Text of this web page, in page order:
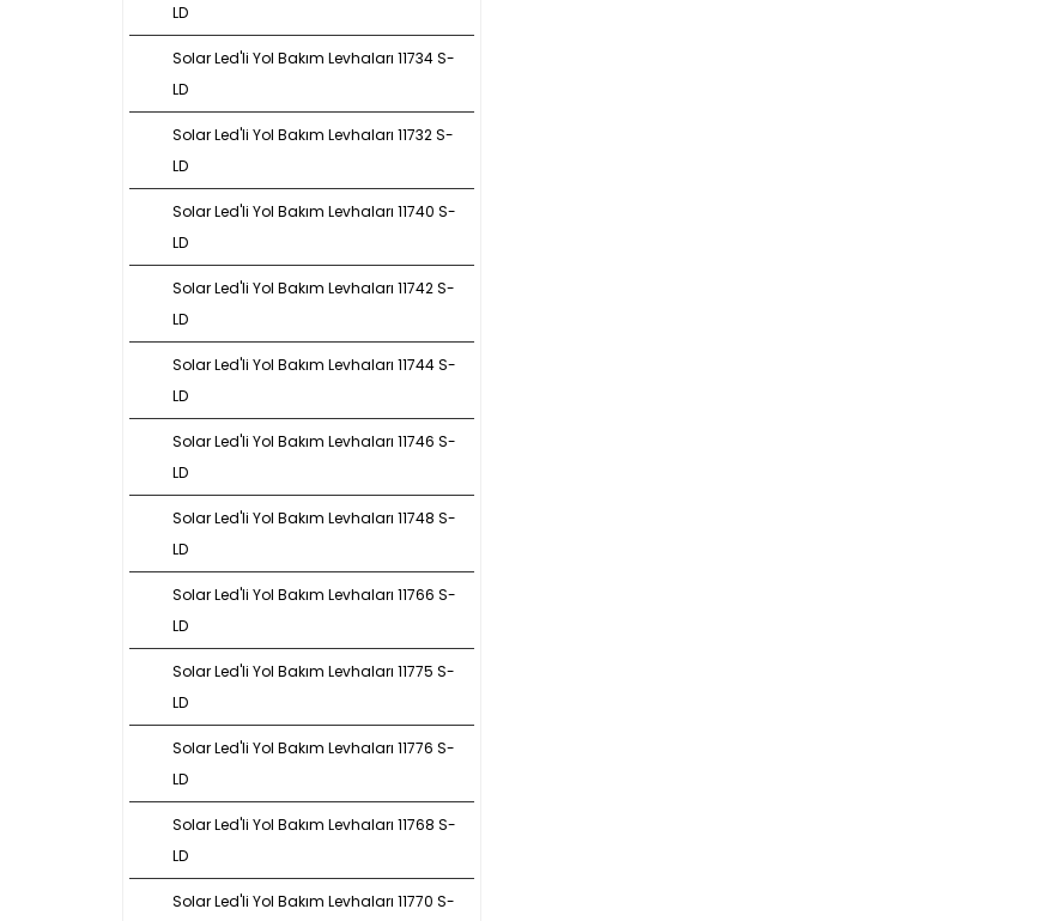
LD
Solar Led'li Yol Bakım Levhaları 11734 S-
LD
Solar Led'li Yol Bakım Levhaları 11732 S-
LD
Solar Led'li Yol Bakım Levhaları 11740 S-
LD
Solar Led'li Yol Bakım Levhaları 11742 S-
LD
Solar Led'li Yol Bakım Levhaları 11744 S-
LD
Solar Led'li Yol Bakım Levhaları 11746 S-
LD
Solar Led'li Yol Bakım Levhaları 11748 S-
LD
Solar Led'li Yol Bakım Levhaları 11766 S-
LD
Solar Led'li Yol Bakım Levhaları 11775 S-
LD
Solar Led'li Yol Bakım Levhaları 11776 S-
LD
Solar Led'li Yol Bakım Levhaları 11768 S-
LD
Solar Led'li Yol Bakım Levhaları 11770 S-